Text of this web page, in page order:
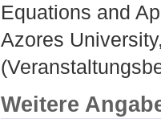
Equations and
Azores
Weitere